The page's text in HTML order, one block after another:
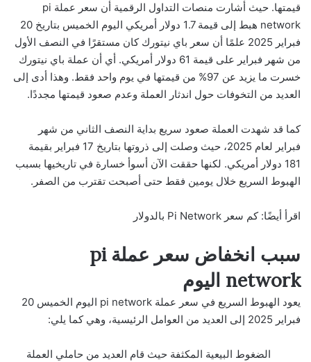
قيمتها. حيث أشارت منصات التداول الرقمية أن سعر عملة pi
network هبط إلى قيمة 1.7 دولار أمريكي اليوم الخميس بتاريخ 20
فبراير 2025 علمًا أن سعر باي نيتورك كان مستقرًا في النصف الأول
من شهر فبراير على قيمة 61 دولار أمريكي. أي أن عملة باي نيتورك
خسرت ما يزيد عن 97% من قيمتها في يوم واحد فقط. وهذا أدى إلى
العديد من التخوفات حول اندثار العملة وعدم صعود قيمتها مجددًا.
كما قد شهدت العملة صعود سريع بداية النصف الثاني من شهر
فبراير لعام 2025، حيث وصلت إلى ذروتها بتاريخ 17 فبراير بقيمة
181 دولار أمريكي. لكنها حققت الآن أسوأ خسارة في تاريخيها بسبب
الهبوط السريع خلال يومين فقط حتى أصبحت تقترب من الصفر.
اقرأ أيضًا:كم سعر Pi Network بالدولار
سبب انخفاض سعر عملة pi
network اليوم
يعود الهبوط السريع في سعر عملة pi network اليوم الخميس 20
فبراير 2025 إلى العديد من العوامل الرئيسية، وهي كما يلي:
الضغوط البيعية المكثفة حيث قام العديد من حاملي العملة